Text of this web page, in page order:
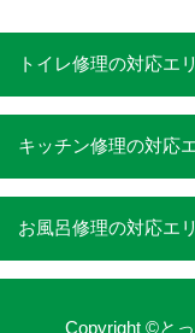
トイレ修理の対応エ
キッチン修理の対応
お風呂修理の対応エ
Copyright ©と